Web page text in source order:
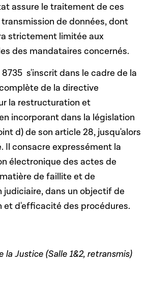
assure le traitement de ces
de données, dont
strictement limitée aux
des mandataires concernés.
s'inscrit dans le cadre de la
de la directive
la restructuration et
incorporant dans la législation
d) de son article 28, jusqu'alors
Il consacre expressément la
électronique des actes de
de faillite et de
judiciaire, dans un objectif de
et d'efficacité des procédures.
la Justice (Salle 1&2, retransmis)